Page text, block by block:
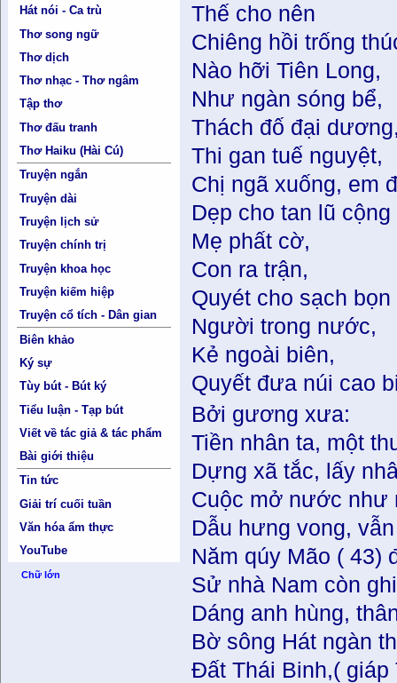
Hát nói - Ca trù
Thơ song ngữ
Thơ dịch
Thơ nhạc - Thơ ngâm
Tập thơ
Thơ đấu tranh
Thơ Haiku (Hài Cú)
Truyện ngắn
Truyện dài
Truyện lịch sử
Truyện chính trị
Truyện khoa học
Truyện kiếm hiệp
Truyện cổ tích - Dân gian
Biên khảo
Ký sự
Tùy bút - Bút ký
Tiểu luận - Tạp bút
Viết về tác giả & tác phẩm
Bài giới thiệu
Tin tức
Giải trí cuối tuần
Văn hóa ẩm thực
YouTube
Chữ lớn
Thế cho nên
Chiêng hồi trống
Nào hỡi Tiên Long,
Như ngàn sóng bể,
Thách đố đại
Thi gan tuế nguyệt,
Chị ngã xuống, em
Dẹp cho tan lũ
Mẹ phất cờ,
Con ra trận,
Quyét cho sạch
Người trong nước,
Kẻ ngoài biên,
Quyết đưa núi cao
Bởi gương xưa:
Tiền nhân ta, một
Dựng xã tắc, lấy
Cuộc mở nước như
Dẫu hưng vong,
Năm qúy Mão ( 43)
Sử nhà Nam còn
Dáng anh hùng,
Bờ sông Hát ngàn
Đất Thái Binh,(